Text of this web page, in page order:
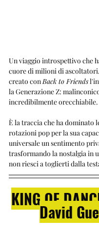
Un viaggio introspettivo che
cuore di milioni di ascoltatori.
creato con Back to Friends
la Generazione Z:
incredibilmente orecchiabile.
È la traccia che ha dominato
rotazioni pop per la sua
universale un sentimento
trasformando la nostalgia in
non riesci a toglierti dalla
KING OF
David